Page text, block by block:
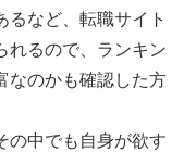
るなど、転職サイト
れるので、ランキン
なのかも確認した方
の中でも自身が欲す